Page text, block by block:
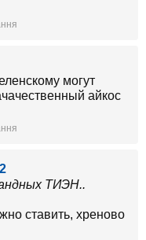
могут
айкос
ТИЭН..
ставить, хреново